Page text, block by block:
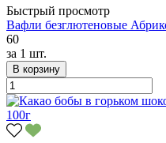
Быстрый просмотр
Вафли безглютеновые
60
за 1 шт.
В корзину